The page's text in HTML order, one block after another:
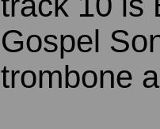
Gospel
trombone